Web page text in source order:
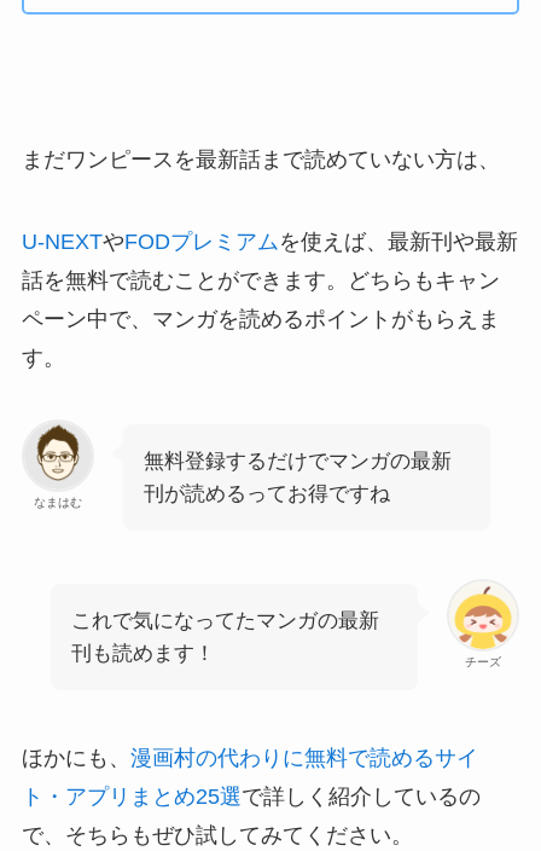
まだワンピースを最新話まで読めていない方は、
U-NEXTやFODプレミアム を使えば、最新刊や最新
話を無料で読むことができます。どちらもキャン
ペーン中で、マンガを読めるポイントがもらえま
す。
なまはむ
無料登録するだけでマンガの最新
刊が読めるってお得ですね
チーズ
これで気になってたマンガの最新
刊も読めます！
ほかにも、 漫画村の代わりに無料で読めるサイ
ト・アプリまとめ25選で詳しく紹介しているの
で、そちらもぜひ試してみてください。